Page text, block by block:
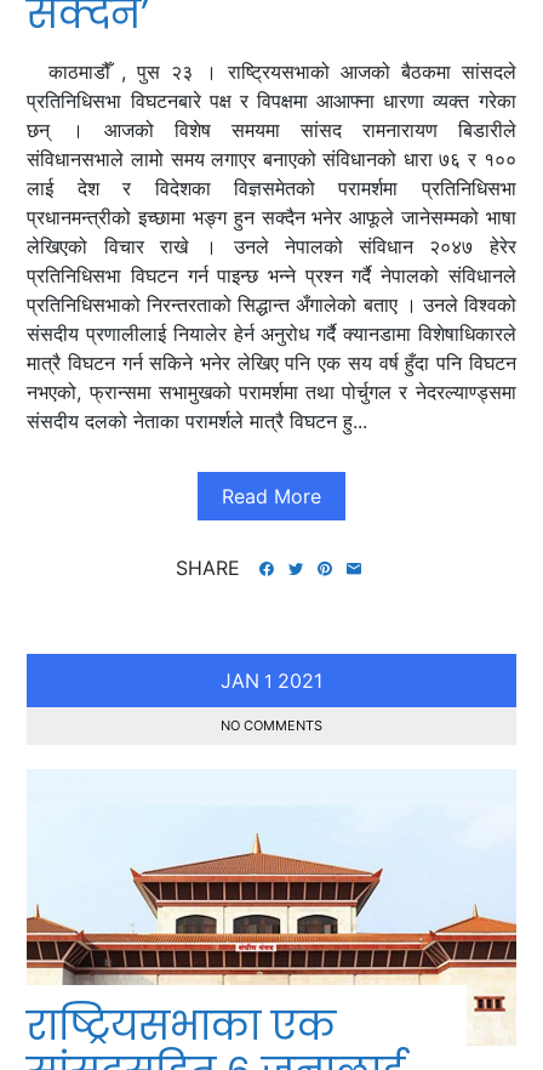
सक्दैन’
काठमाडौँ , पुस २३ । राष्ट्रियसभाको आजको बैठकमा सांसदले
प्रतिनिधिसभा विघटनबारे पक्ष र विपक्षमा आआफ्ना धारणा व्यक्त गरेका
छन् । आजको विशेष समयमा सांसद रामनारायण बिडारीले
संविधानसभाले लामो समय लगाएर बनाएको संविधानको धारा ७६ र १००
लाई देश र विदेशका विज्ञसमेतको परामर्शमा प्रतिनिधिसभा
प्रधानमन्त्रीको इच्छामा भङ्ग हुन सक्दैन भनेर आफूले जानेसम्मको भाषा
लेखिएको विचार राखे । उनले नेपालको संविधान २०४७ हेरेर
प्रतिनिधिसभा विघटन गर्न पाइन्छ भन्ने प्रश्न गर्दै नेपालको संविधानले
प्रतिनिधिसभाको निरन्तरताको सिद्धान्त अँगालेको बताए । उनले विश्वको
संसदीय प्रणालीलाई नियालेर हेर्न अनुरोध गर्दै क्यानडामा विशेषाधिकारले
मात्रै विघटन गर्न सकिने भनेर लेखिए पनि एक सय वर्ष हुँदा पनि विघटन
नभएको, फ्रान्समा सभामुखको परामर्शमा तथा पोर्चुगल र नेदरल्याण्ड्समा
संसदीय दलको नेताका परामर्शले मात्रै विघटन हु...
Read More
SHARE
JAN 1 2021
NO COMMENTS
राष्ट्रियसभाका एक